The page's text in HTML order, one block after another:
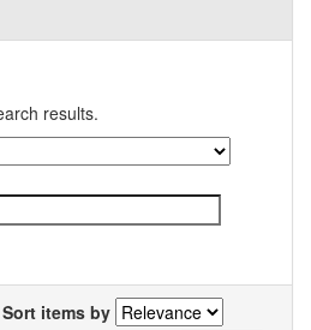
results.
Sort items by